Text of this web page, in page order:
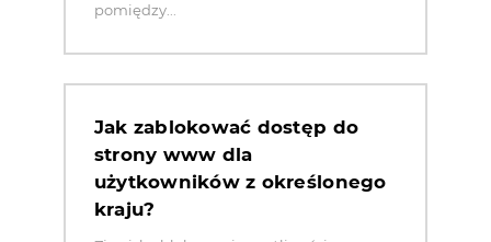
pomiędzy...
Jak zablokować dostęp do
strony www dla
użytkowników z określonego
kraju?